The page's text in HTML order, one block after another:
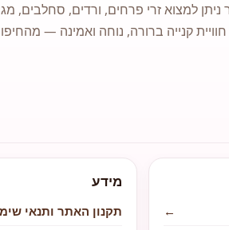
למצוא זרי פרחים, ורדים, סחלבים,
קנייה ברורה, נוחה ואמינה —
←
מידע
תקנון האתר ותנאי